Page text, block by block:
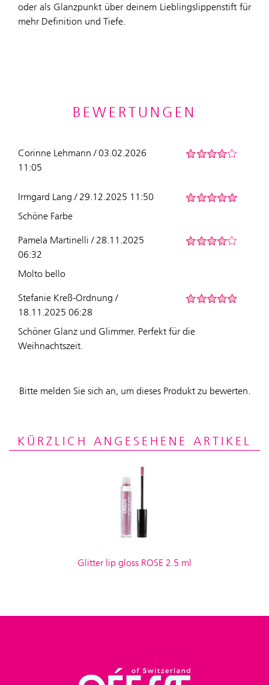
oder als Glanzpunkt über deinem Lieblingslippenstift für
mehr Definition und Tiefe.
BEWERTUNGEN
Corinne Lehmann / 03.02.2026
11:05
Irmgard Lang / 29.12.2025 11:50
Schöne Farbe
Pamela Martinelli / 28.11.2025
06:32
Molto bello
Stefanie Kreß-Ordnung /
18.11.2025 06:28
Schöner Glanz und Glimmer. Perfekt für die
Weihnachtszeit.
Bitte melden Sie sich an, um dieses Produkt zu bewerten.
KÜRZLICH ANGESEHENE ARTIKEL
Glitter lip gloss ROSE 2.5 ml